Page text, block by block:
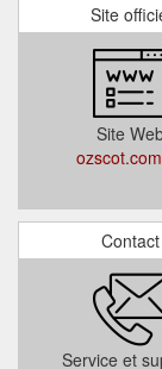
Site
Site
Contact
Service et